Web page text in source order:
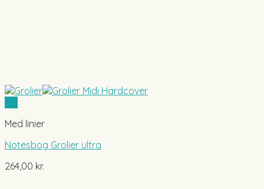
Med linier
Notesbog Grolier ultra
264,00 kr.